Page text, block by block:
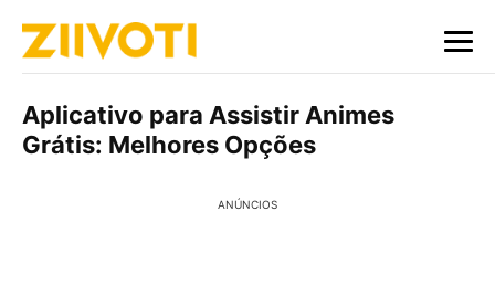
Aplicativo para Assistir Animes
Grátis: Melhores Opções
ANÚNCIOS